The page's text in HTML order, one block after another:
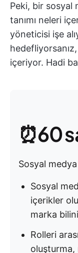
Peki, bir sosyal
tanımı neleri
yöneticisi işe
içeriyor. Hadi
⏰60
Sosyal
Sosyal
içerikler
marka
Rolleri
oluşturma,